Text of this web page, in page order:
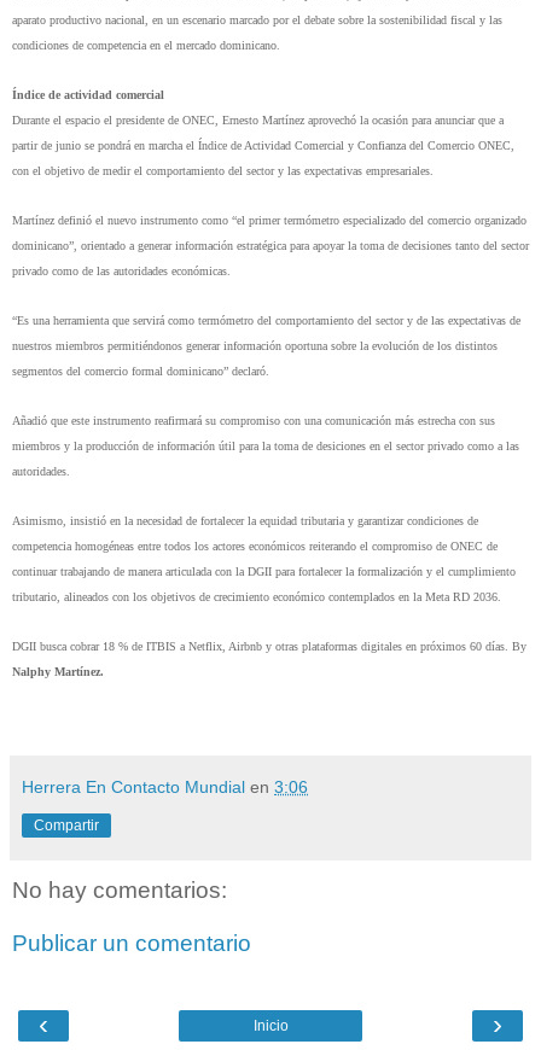
aparato productivo nacional, en un escenario marcado por el debate sobre la sostenibilidad fiscal y las
condiciones de competencia en el mercado dominicano.
Índice de actividad comercial
Durante el espacio el presidente de ONEC, Ernesto Martínez aprovechó la ocasión para anunciar que a
partir de junio se pondrá en marcha el Índice de Actividad Comercial y Confianza del Comercio ONEC,
con el objetivo de medir el comportamiento del sector y las expectativas empresariales.
Martínez definió el nuevo instrumento como “el primer termómetro especializado del comercio organizado
dominicano”, orientado a generar información estratégica para apoyar la toma de decisiones tanto del sector
privado como de las autoridades económicas.
“Es una herramienta que servirá como termómetro del comportamiento del sector y de las expectativas de
nuestros miembros permitiéndonos generar información oportuna sobre la evolución de los distintos
segmentos del comercio formal dominicano” declaró.
Añadió que este instrumento reafirmará su compromiso con una comunicación más estrecha con sus
miembros y la producción de información útil para la toma de desiciones en el sector privado como a las
autoridades.
Asimismo, insistió en la necesidad de fortalecer la equidad tributaria y garantizar condiciones de
competencia homogéneas entre todos los actores económicos reiterando el compromiso de ONEC de
continuar trabajando de manera articulada con la DGII para fortalecer la formalización y el cumplimiento
tributario, alineados con los objetivos de crecimiento económico contemplados en la Meta RD 2036.
Nalphy Martínez.
Herrera En Contacto Mundial en 3:06
Compartir
No hay comentarios:
Publicar un comentario
‹ ›
Inicio